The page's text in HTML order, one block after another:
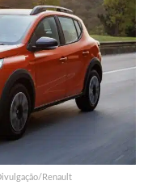
Renault